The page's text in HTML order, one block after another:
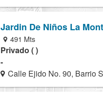
Jardin De Niños La
491 Mts
Privado ( )
-
Calle Ejido No. 90, Barrio